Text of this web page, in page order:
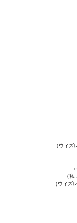
Aliens versus
Age of Pirates:
Корсары 3
Sea Dogs - City
Новости Архив
（ウィ
（
（ウィズ